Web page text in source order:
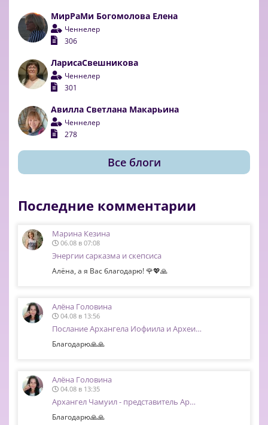
МирРаМи Богомолова Елена
Ченнелер
306
ЛарисаСвешникова
Ченнелер
301
Авилла Светлана Макарьина
Ченнелер
278
Все блоги
Последние комментарии
Марина Кезина
06.08 в 07:08
Энергии сарказма и скепсиса
Алёна, а я Вас благодарю! 🌹💖🙏
Алёна Головина
04.08 в 13:56
Послание Архангела Иофиила и Археи…
Благодарю🙏🙏
Алёна Головина
04.08 в 13:35
Архангел Чамуил - представитель Ар…
Благодарю🙏🙏